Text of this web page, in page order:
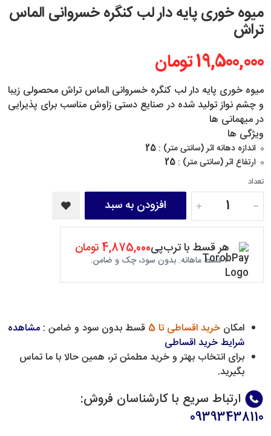
میوه خوری پایه دار لب کنگره خسروانی الماس
تراش
19,500,000 تومان
میوه خوری پایه دار لب کنگره خسروانی الماس تراش محصولی زیبا
و چشم نواز تولید شده در صنایع دستی زاوش مناسب برای پذیرایی
در میهمانی ها
ویژگی ها
اندازه دهانه اثر (سانتی متر) : 25
ارتفاع اثر (سانتی متر) : 25
تعداد
افزودن به سبد
هر قسط با ترب‌پی4,875,000 تومان
۴ قسط ماهانه. بدون سود، چک و ضامن.
امکان خرید اقساطی تا 5 قسط بدون سود و ضامن : مشاهده
شرایط خرید اقساطی
برای انتخاب بهتر و خرید مطمئن تر، همین حالا با ما تماس
بگیرید.
ارتباط سریع با کارشناسان فروش:
09393438110